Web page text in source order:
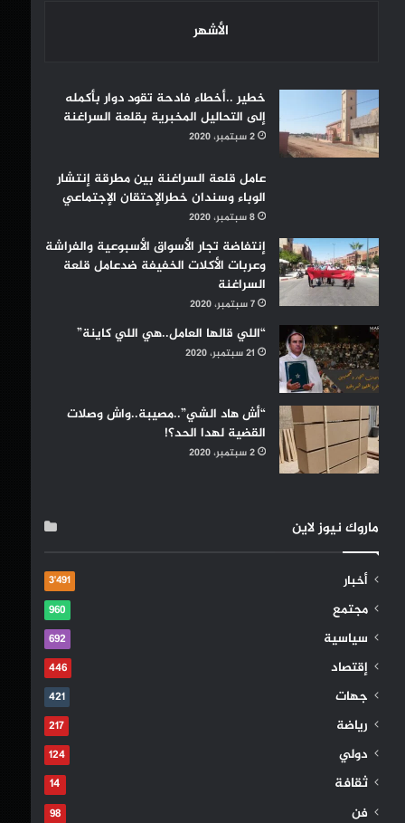
الأشهر
خطير ..أخطاء فادحة تقود دوار بأكمله
إلى التحاليل المخبرية بقلعة السراغنة
2 سبتمبر، 2020
عامل قلعة السراغنة بين مطرقة إنتشار
الوباء وسندان خطرالإحتقان الإجتماعي
8 سبتمبر، 2020
إنتفاضة تجار الأسواق الأسبوعية والفراشة
وعربات الأكلات الخفيفة ضدعامل قلعة
السراغنة
7 سبتمبر، 2020
“اللي قالها العامل..هي اللي كاينة”
21 سبتمبر، 2020
“أش هاد الشي”..مصيبة..واش وصلات
القضية لهدا الحد؟!
2 سبتمبر، 2020
ماروك نيوز لاين
أخبار 3٬491
مجتمع 960
سياسية 692
إقتصاد 446
جهات 421
رياضة 217
دولي 124
ثقافة 14
فن 98